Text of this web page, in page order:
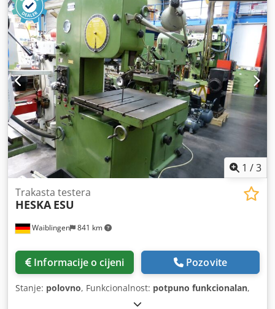
1 /3
Waiblingen 841 km
Trakasta testera
HESKA ESU
Informacije o cijeni Pozovite
Stanje: polovno, Funkcionalnost: potpuno funkcionalan,